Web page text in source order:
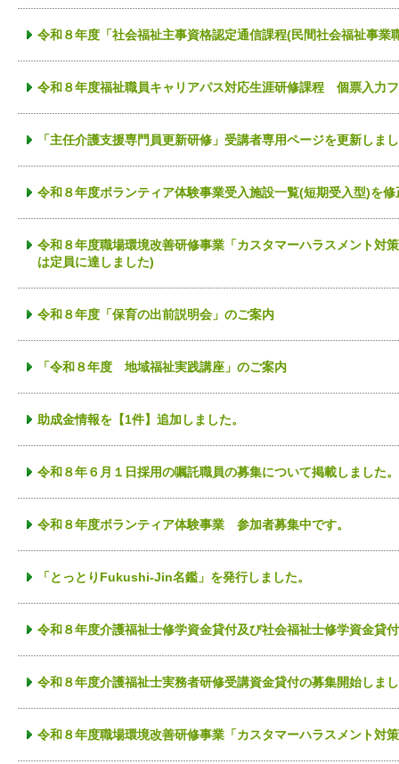
令和８年度「社会福祉主事資格認定通信課程(民間社会福祉事業
令和８年度福祉職員キャリアパス対応生涯研修課程 個票入力
「主任介護支援専門員更新研修」受講者専用ページを更新しま
令和８年度ボランティア体験事業受入施設一覧(短期受入型)を
令和８年度職場環境改善研修事業「カスタマーハラスメント対
は定員に達しました)
令和８年度「保育の出前説明会」のご案内
「令和８年度 地域福祉実践講座」のご案内
助成金情報を【1件】追加しました。
令和８年６月１日採用の嘱託職員の募集について掲載しました。
令和８年度ボランティア体験事業 参加者募集中です。
「とっとりFukushi-Jin名鑑」を発行しました。
令和８年度介護福祉士修学資金貸付及び社会福祉士修学資金貸
令和８年度介護福祉士実務者研修受講資金貸付の募集開始しま
令和８年度職場環境改善研修事業「カスタマーハラスメント対